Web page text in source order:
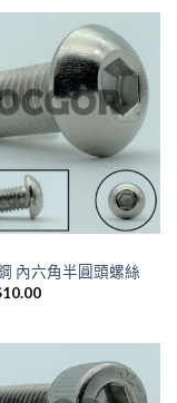
內六角半圓頭螺絲
10.00